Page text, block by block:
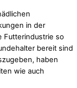
in der
Futterindustrie so
bereit sind
haben
wie auch